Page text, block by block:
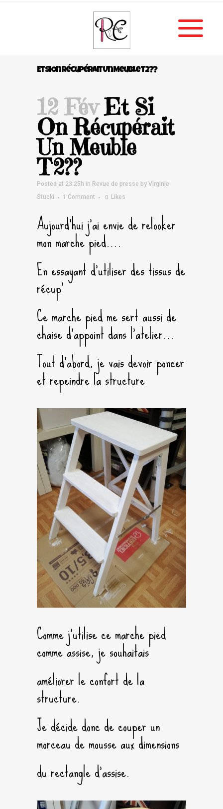
Et Si On Récupérait Un Meuble T2??
12 FévEt Si
On Récupérait
Un Meuble
T2??
Posted at 23:25h in Revue de presse by Virginie
Stucki
1 Comment 0 Likes
Aujourd’hui j’ai envie de relooker
mon marche pied….
En essayant d’utiliser des tissus de
récup’
Ce marche pied me sert aussi de
chaise d’appoint dans l’atelier…
Tout d’abord, je vais devoir poncer
et repeindre la structure
Comme j’utilise ce marche pied
comme assise, je souhaitais
améliorer le confort de la
structure.
Je décide donc de couper un
morceau de mousse aux dimensions
du rectangle d’assise.